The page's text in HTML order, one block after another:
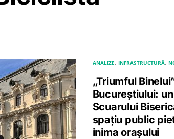
ANALIZE INFRASTRUCTURĂ
„Triumful
Bucureștiului:
Scuarului
spațiu public
inima orașului